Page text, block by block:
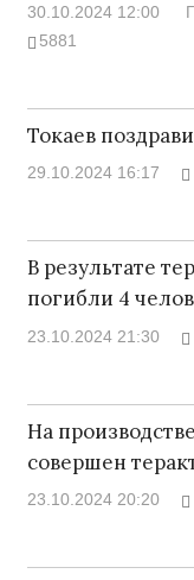
30.10.2024 12:00
5881
Токаев
29.10.2024 16:17
В результате
погибли 4
23.10.2024 21:30
На
совершен
23.10.2024 20:20